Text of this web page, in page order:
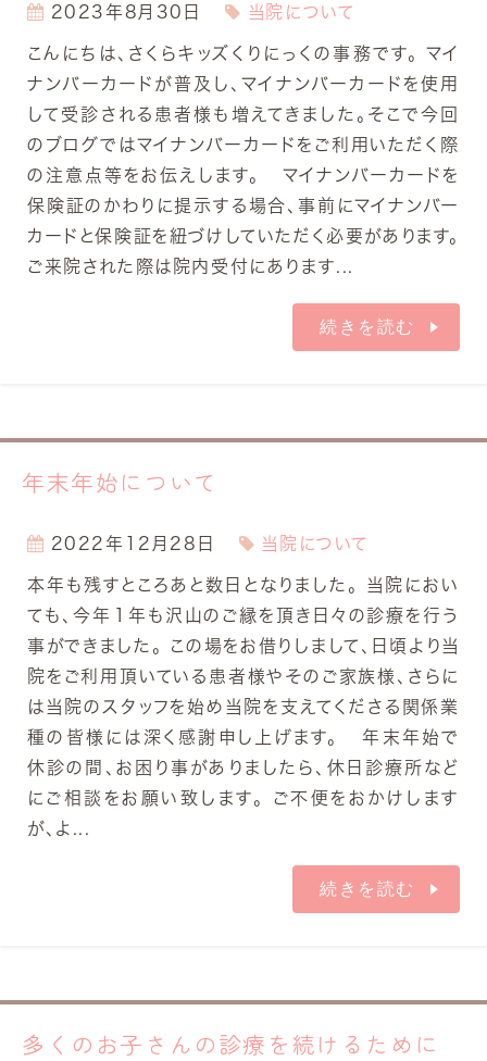
2023年8月30日 当院について
こんにちは、さくらキッズくりにっくの事務です。 マイ
ナンバーカードが普及し、マイナンバーカードを使用
して受診される患者様も増えてきました。そこで今回
のブログではマイナンバーカードをご利用いただく際
の注意点等をお伝えします。 マイナンバーカードを
保険証のかわりに提示する場合、事前にマイナンバー
カードと保険証を紐づけしていただく必要があります。
ご来院された際は院内受付にあります...
続きを読む
年末年始について
2022年12月28日 当院について
本年も残すところあと数日となりました。 当院におい
ても、今年１年も沢山のご縁を頂き日々の診療を行う
事ができました。 この場をお借りしまして、日頃より当
院をご利用頂いている患者様やそのご家族様、さらに
は当院のスタッフを始め当院を支えてくださる関係業
種の皆様には深く感謝申し上げます。 年末年始で
休診の間、お困り事がありましたら、休日診療所など
にご相談をお願い致します。 ご不便をおかけします
が、よ...
続きを読む
多くのお子さんの診療を続けるために